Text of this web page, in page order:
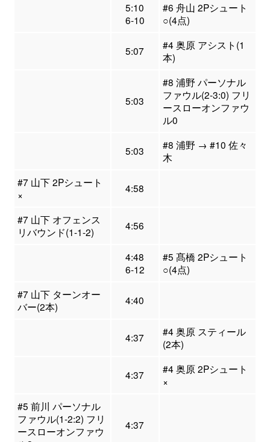
5:10
6-10
#6 舟山 2Pシュート
○(4点)
5:07
#4 奥原 アシスト(1
本)
5:03
#8 浦野 パーソナル
ファウル(2-3:0) フリ
ースローオンファウ
ル0
5:03
#8 浦野 → #10 佐々
木
#7 山下 2Pシュート
×
4:58
#7 山下 オフェンス
リバウンド(1-1-2)
4:56
4:48
6-12
#5 髙橋 2Pシュート
○(4点)
#7 山下 ターンオー
バー(2本)
4:40
4:37
#4 奥原 スティール
(2本)
4:37
#4 奥原 2Pシュート
×
#5 前川 パーソナル
ファウル(1-2:2) フリ
ースローオンファウ
4:37